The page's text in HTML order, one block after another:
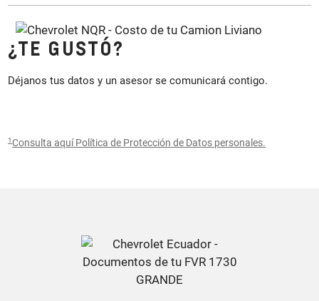
¿TE GUSTÓ?
Déjanos tus datos y un asesor se comunicará contigo.
1Consulta aquí Política de Protección de Datos personales.